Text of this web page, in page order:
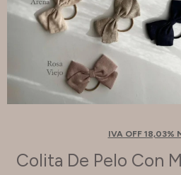
IVA OFF 18,03%
Colita De Pelo Con